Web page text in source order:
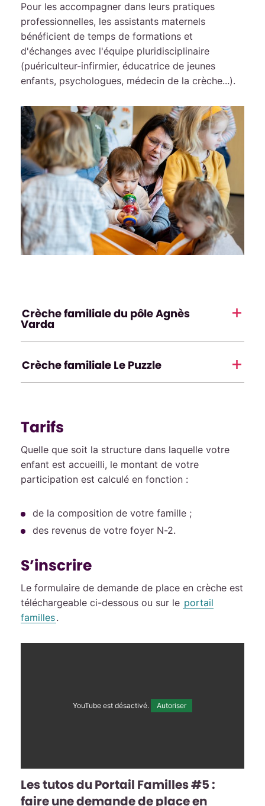
Pour les accompagner dans leurs pratiques
professionnelles, les assistants maternels
bénéficient de temps de formations et
d'échanges avec l'équipe pluridisciplinaire
(puériculteur-infirmier, éducatrice de jeunes
enfants, psychologues, médecin de la crèche...).
Crèche familiale du pôle Agnès
Varda
Crèche familiale Le Puzzle
Tarifs
Quelle que soit la structure dans laquelle votre
enfant est accueilli, le montant de votre
participation est calculé en fonction :
de la composition de votre famille ;
des revenus de votre foyer N-2.
S’inscrire
Le formulaire de demande de place en crèche est
téléchargeable ci-dessous ou sur le portail
familles.
YouTube est désactivé. Autoriser
Les tutos du Portail Familles #5 :
faire une demande de place en